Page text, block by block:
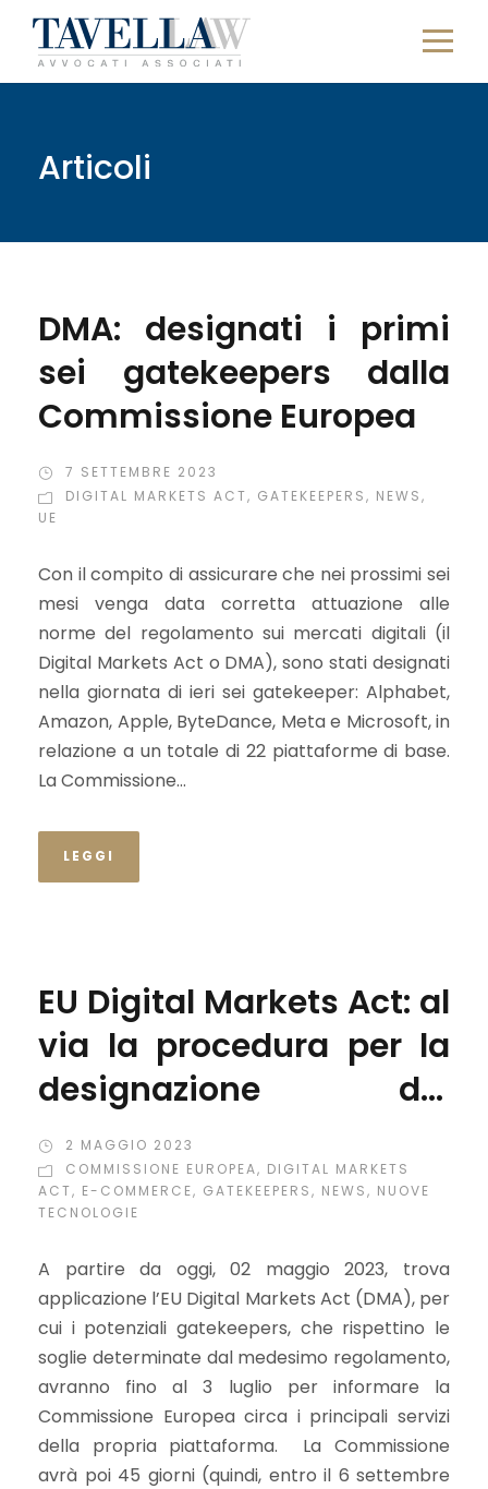
Articoli
DMA: designati i primi
sei gatekeepers dalla
Commissione Europea
7 SETTEMBRE 2023
DIGITAL MARKETS ACT, GATEKEEPERS, NEWS,
UE
Con il compito di assicurare che nei prossimi sei
mesi venga data corretta attuazione alle
norme del regolamento sui mercati digitali (il
Digital Markets Act o DMA), sono stati designati
nella giornata di ieri sei gatekeeper: Alphabet,
Amazon, Apple, ByteDance, Meta e Microsoft, in
relazione a un totale di 22 piattaforme di base.
La Commissione...
LEGGI
EU Digital Markets Act: al
via la procedura per la
designazione dei
gatekeepers
2 MAGGIO 2023
COMMISSIONE EUROPEA, DIGITAL MARKETS
ACT, E-COMMERCE, GATEKEEPERS, NEWS, NUOVE
TECNOLOGIE
A partire da oggi, 02 maggio 2023, trova
applicazione l’EU Digital Markets Act (DMA), per
cui i potenziali gatekeepers, che rispettino le
soglie determinate dal medesimo regolamento,
avranno fino al 3 luglio per informare la
Commissione Europea circa i principali servizi
della propria piattaforma. La Commissione
avrà poi 45 giorni (quindi, entro il 6 settembre